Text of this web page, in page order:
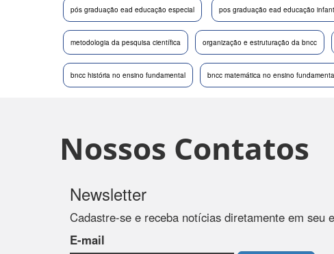
pós graduação ead educação especial pos graduação ead educação
metodologia da pesquisa científica organização e estruturação da bncc
bncc história no ensino fundamental bncc matemática no ensino
Nossos Contatos
Newsletter
Cadastre-se e receba notícias diretamente em seu
E-mail